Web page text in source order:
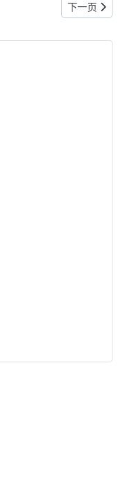
啥是越位 下一篇文章:
下一页